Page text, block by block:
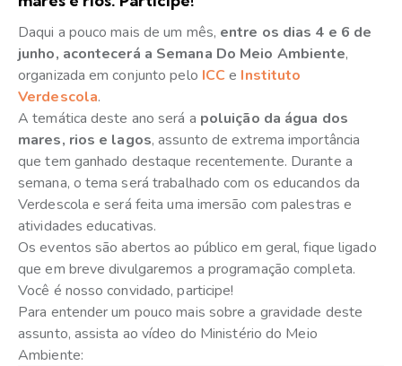
Daqui a pouco mais de um mês, entre os dias 4 e 6 de
junho, acontecerá a Semana Do Meio Ambiente,
organizada em conjunto pelo ICC e Instituto
Verdescola.
A temática deste ano será a poluição da água dos
mares, rios e lagos, assunto de extrema importância
que tem ganhado destaque recentemente. Durante a
semana, o tema será trabalhado com os educandos da
Verdescola e será feita uma imersão com palestras e
atividades educativas.
Os eventos são abertos ao público em geral, fique ligado
que em breve divulgaremos a programação completa.
Você é nosso convidado, participe!
Para entender um pouco mais sobre a gravidade deste
assunto, assista ao vídeo do Ministério do Meio
Ambiente: